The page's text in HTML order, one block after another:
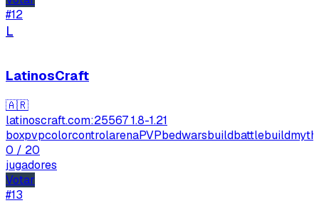
#12
L
LatinosCraft
🇦🇷
latinoscraft.com:255671.8-1.21
boxpvpcolorcontrolarenaPVPbedwarsbuildbattle
0 / 20
jugadores
Votar
#13